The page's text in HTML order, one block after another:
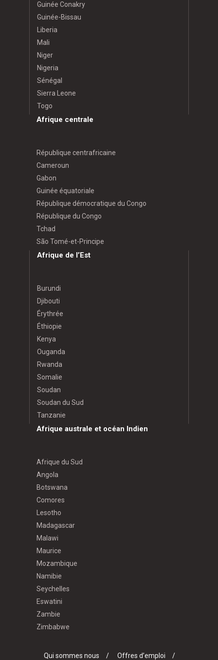
Guinée Conakry
Guinée-Bissau
Liberia
Mali
Niger
Nigeria
Sénégal
Sierra Leone
Togo
Afrique centrale
République centrafricaine
Cameroun
Gabon
Guinée équatoriale
République démocratique du Congo
République du Congo
Tchad
São Tomé-et-Principe
Afrique de l’Est
Burundi
Djibouti
Érythrée
Éthiopie
Kenya
Ouganda
Rwanda
Somalie
Soudan
Soudan du Sud
Tanzanie
Afrique australe et océan Indien
Afrique du Sud
Angola
Botswana
Comores
Lesotho
Madagascar
Malawi
Maurice
Mozambique
Namibie
Seychelles
Eswatini
Zambie
Zimbabwe
Qui sommes nous Offres d’emploi